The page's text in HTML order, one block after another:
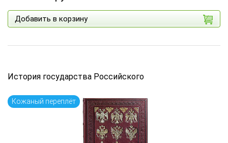
Добавить в корзину
История государства Российского
Кожаный переплёт